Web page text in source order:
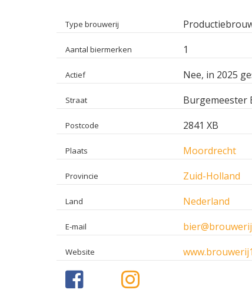
Type brouwerij
Aantal biermerken 1
Actief Nee, in 2025
Straat Burgemeester
Postcode 2841 XB
Plaats Moordrecht
Provincie Zuid-Holland
Land Nederland
E-mail
Website